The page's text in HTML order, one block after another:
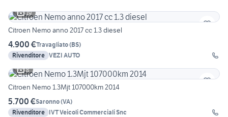
19
Citroen Nemo anno 2017 cc 1.3 diesel
4.900 €Travagliato(BS)
Rivenditore VEZI AUTO
8
Citroen Nemo 1.3Mjt 107000km 2014
5.700 €Saronno(VA)
Rivenditore
IVT Veicoli Commerciali Snc